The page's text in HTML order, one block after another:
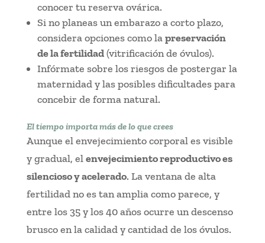
conocer tu reserva ovárica.
Si no planeas un embarazo a corto plazo,
considera opciones como lapreservación
de la fertilidad(vitrificación de óvulos).
Infórmate sobre los riesgos de postergar la
maternidad y las posibles dificultades para
concebir de forma natural.
El tiempo importa más de lo que crees
Aunque el envejecimiento corporal es visible
y gradual, elenvejecimiento reproductivo es
silencioso y acelerado. La ventana de alta
fertilidad no es tan amplia como parece, y
entre los 35 y los 40 años ocurre un descenso
brusco en la calidad y cantidad de los óvulos.